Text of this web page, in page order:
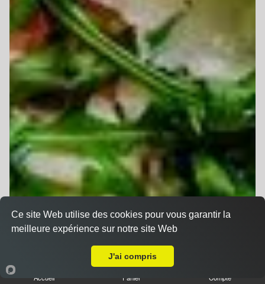
Accueil Panier Compte
Ce site Web utilise des cookies pour vous garantir la
meilleure expérience sur notre site Web
J'ai compris